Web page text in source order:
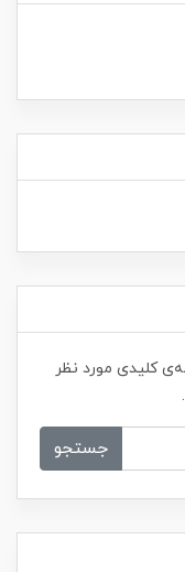
کلیدی مورد نظر
جستجو